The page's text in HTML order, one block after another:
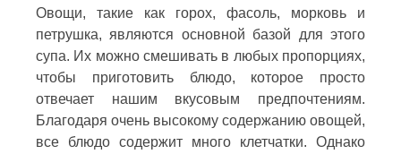
Овощи, такие как горох, фасоль, морковь и
петрушка, являются основной базой для этого
супа. Их можно смешивать в любых пропорциях,
чтобы приготовить блюдо, которое просто
отвечает нашим вкусовым предпочтениям.
Благодаря очень высокому содержанию овощей,
все блюдо содержит много клетчатки. Однако